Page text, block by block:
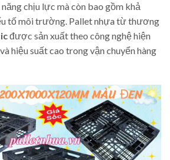
chịu lực mà còn bao gồm khả
tố môi trường. Pallet nhựa từ thương
được sản xuất theo công nghệ hiện
hiệu suất cao trong vận chuyển hàng